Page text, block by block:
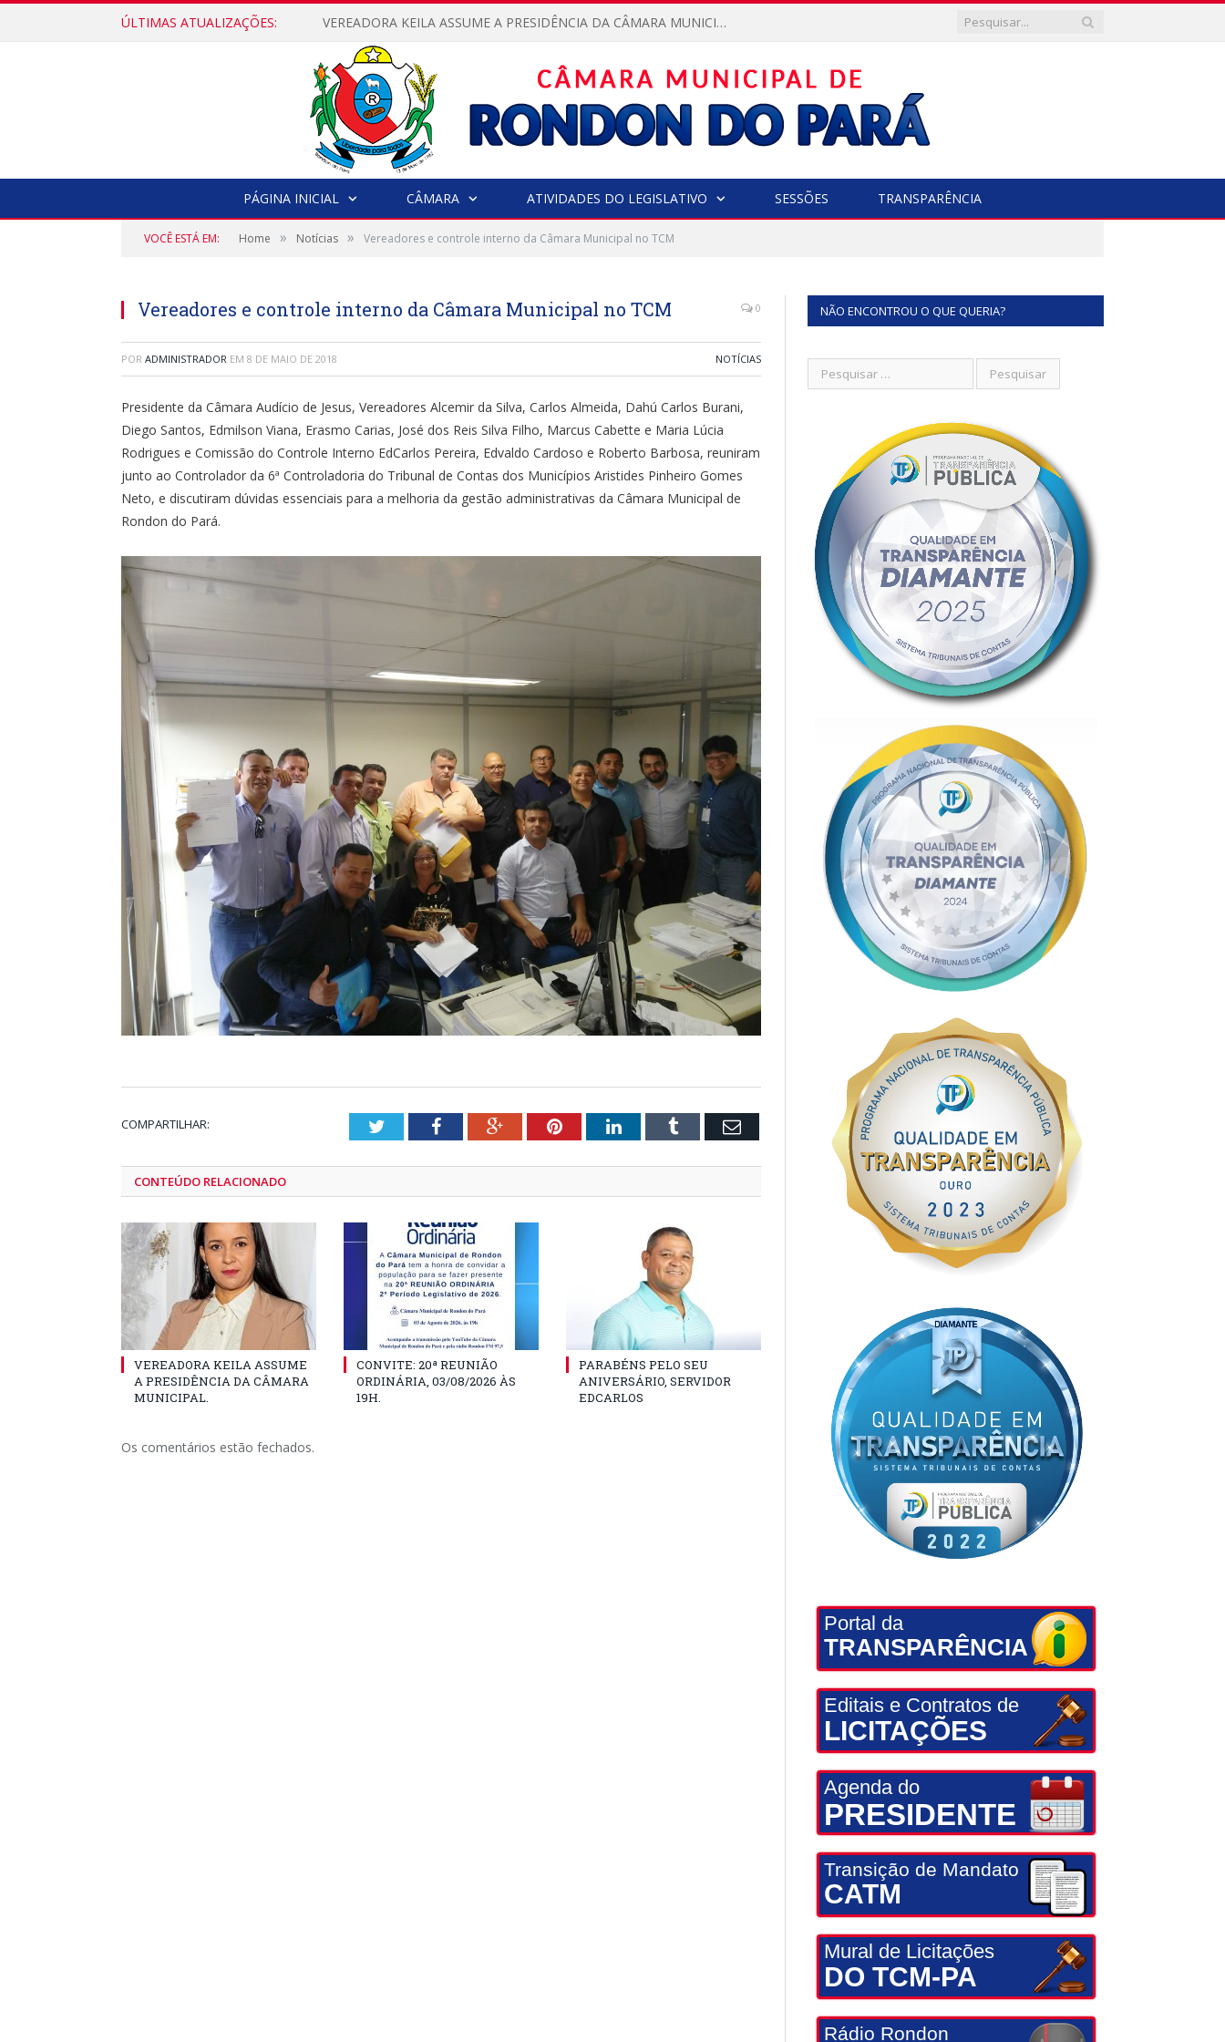
ÚLTIMAS ATUALIZAÇÕES: VEREADORA KEILA ASSUME A PRESIDÊNCIA DA CÂMARA MUNICIPAL.
PÁGINA INICIAL CÂMARA ATIVIDADES DO LEGISLATIVO SESSÕES TRANSPARÊNCIA
VOCÊ ESTÁ EM: Home » Notícias » Vereadores e controle interno da Câmara Municipal no TCM
Vereadores e controle interno da Câmara Municipal no TCM 0
POR ADMINISTRADOR EM 8 DE MAIO DE 2018 NOTÍCIAS
Presidente da Câmara Audício de Jesus, Vereadores Alcemir da Silva, Carlos Almeida, Dahú Carlos Burani,
Diego Santos, Edmilson Viana, Erasmo Carias, José dos Reis Silva Filho, Marcus Cabette e Maria Lúcia
Rodrigues e Comissão do Controle Interno EdCarlos Pereira, Edvaldo Cardoso e Roberto Barbosa, reuniram
junto ao Controlador da 6ª Controladoria do Tribunal de Contas dos Municípios Aristides Pinheiro Gomes
Neto, e discutiram dúvidas essenciais para a melhoria da gestão administrativas da Câmara Municipal de
Rondon do Pará.
COMPARTILHAR: TwitterFacebookGoogle+PinterestLinkedInTumblr Email
CONTEÚDO RELACIONADO
VEREADORA KEILA ASSUME
A PRESIDÊNCIA DA CÂMARA
MUNICIPAL.
CONVITE: 20ª REUNIÃO
ORDINÁRIA, 03/08/2026 ÀS
19H.
PARABÉNS PELO SEU
ANIVERSÁRIO, SERVIDOR
EDCARLOS
Os comentários estão fechados.
NÃO ENCONTROU O QUE QUERIA?
Portal da
TRANSPARÊNCIA
Editais e Contratos de
LICITAÇÕES
Agenda do
PRESIDENTE
Transição de Mandato
CATM
Mural de Licitações
DO TCM-PA
Rádio Rondon